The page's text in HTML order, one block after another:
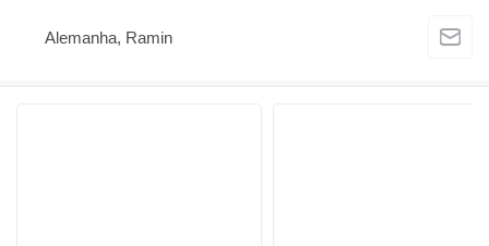
Alemanha, Ramin